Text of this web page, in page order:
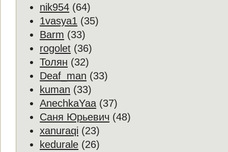
nik954 (64)
1vasya1 (35)
Barm (33)
rogolet (36)
Толян (32)
Deaf_man (33)
kuman (33)
AnechkaYaа (37)
Саня Юрьевич (48)
xanuraqi (23)
kedurale (26)